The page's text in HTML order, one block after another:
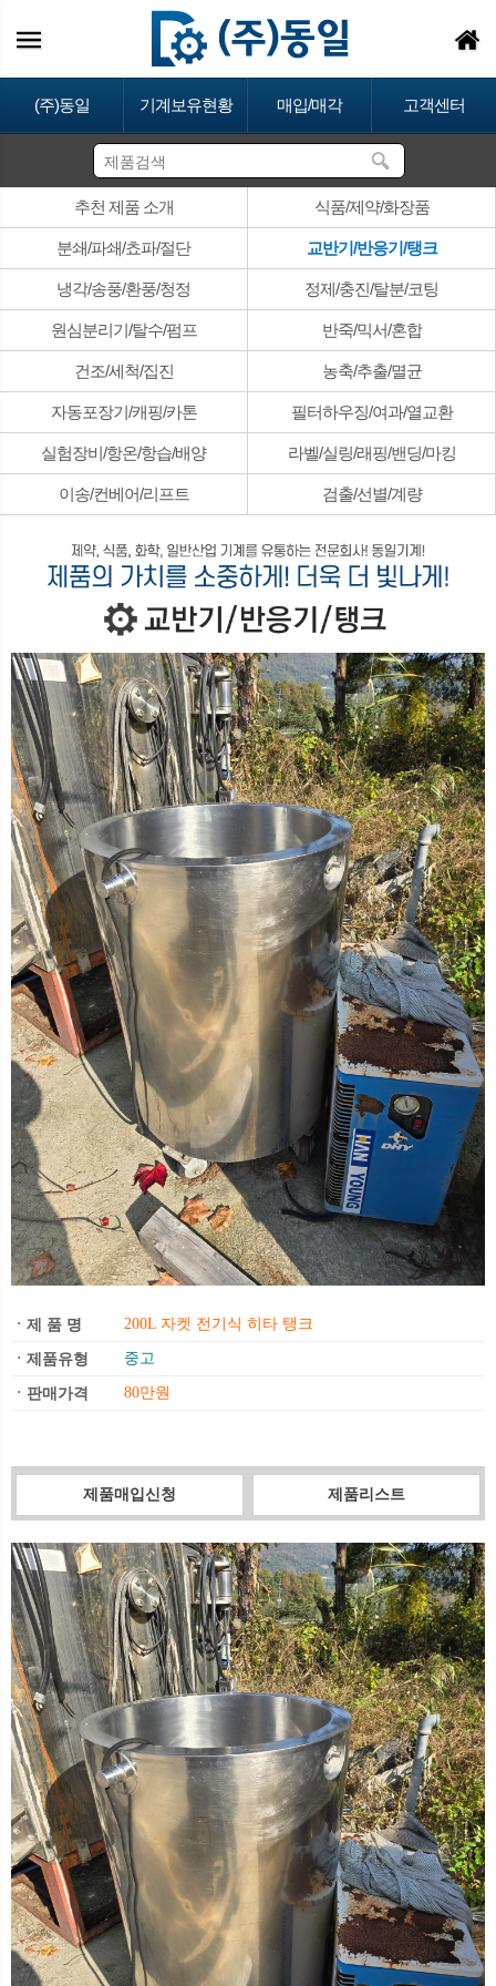
(주)동일 기계보유현황 매입/매각 고객센터
추천 제품 소개 식품/제약/화장품
분쇄/파쇄/쵸파/절단 교반기/반응기/탱크
냉각/송풍/환풍/청정 정제/충진/탈분/코팅
원심분리기/탈수/펌프 반죽/믹서/혼합
건조/세척/집진 농축/추출/멸균
자동포장기/캐핑/카톤 필터하우징/여과/열교환
실험장비/항온/항습/배양 라벨/실링/래핑/밴딩/마킹
이송/컨베어/리프트 검출/선별/계량
ㆍ제 품 명 200L 자켓 전기식 히타 탱크
ㆍ제품유형 중고
ㆍ판매가격 80만원
제품매입신청 제품리스트